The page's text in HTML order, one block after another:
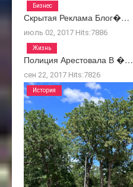
Скрытая Реклама Блог�…
июль 02, 2017 Hits:7886
Бизнес
Полиция Арестовала В �…
сен 22, 2017 Hits:7826
Жизнь
История